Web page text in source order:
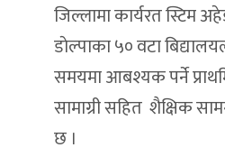
जिल्लामा कार्यरत स्टिम
डाेल्पाका ५० वटा
समयमा आबश्यक पर्ने
सामाग्री सहित शैक्षिक
छ ।